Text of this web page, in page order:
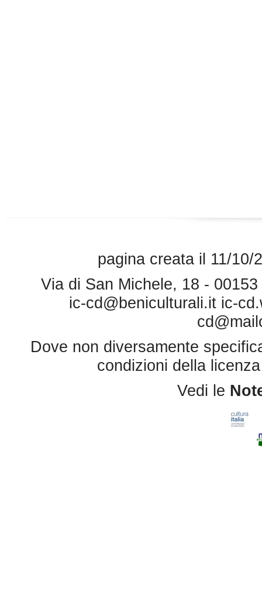
pagina creata il 11/10/
Via di San Michele, 18 -
ic-cd@beniculturali.it ic-
Dove non diversamente
condizioni della
Vedi le